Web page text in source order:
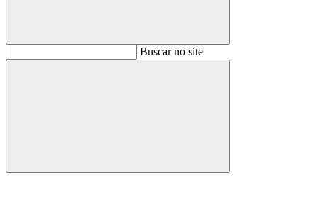
BuscarBuscar no site
Buscar